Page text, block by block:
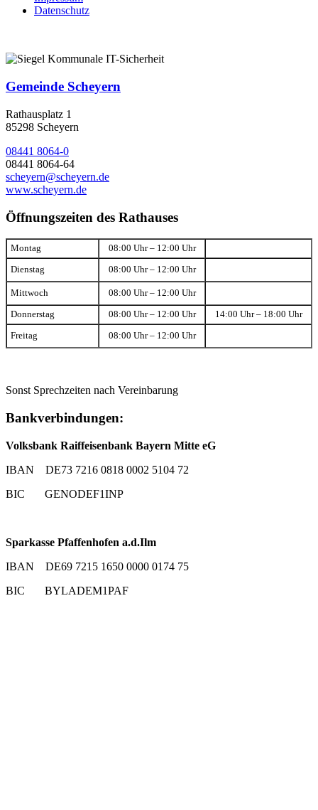
Datenschutz
Gemeinde Scheyern
Rathausplatz 1
85298 Scheyern
08441 8064-0
08441 8064-64
scheyern@scheyern.de
www.scheyern.de
Öffnungszeiten des Rathauses
Montag 08:00 Uhr – 12:00 Uhr
Dienstag 08:00 Uhr – 12:00 Uhr
Mittwoch 08:00 Uhr – 12:00 Uhr
Donnerstag 08:00 Uhr – 12:00 Uhr 14:00 Uhr – 18:00 Uhr
Freitag 08:00 Uhr – 12:00 Uhr
Sonst Sprechzeiten nach Vereinbarung
Bankverbindungen:
Volksbank Raiffeisenbank Bayern Mitte eG
IBAN DE73 7216 0818 0002 5104 72
BIC GENODEF1INP
Sparkasse Pfaffenhofen a.d.Ilm
IBAN DE69 7215 1650 0000 0174 75
BIC BYLADEM1PAF